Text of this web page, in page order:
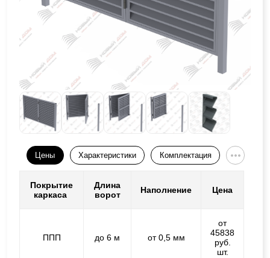
Цены Характеристики Комплектация
Покрытие
каркаса
Длина
ворот
Наполнение Цена
ППП до 6 м от 0,5 мм
от
45838
руб.
шт.